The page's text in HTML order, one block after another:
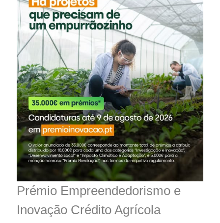
Prémio Empreendedorismo e
Inovação Crédito Agrícola